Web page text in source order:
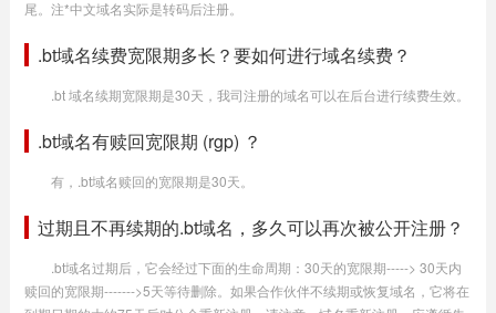
尾。注*中文域名实际是转码后注册。
.bt域名续费宽限期多长？要如何进行域名续费？
.bt 域名续期宽限期是30天，我司注册的域名可以在后台进行续费生效。
.bt域名有赎回宽限期 (rgp) ？
有，.bt域名赎回的宽限期是30天。
过期且不再续期的.bt域名，多久可以再次被公开注册？
.bt域名过期后，它会经过下面的生命周期：30天的宽限期-----> 30天内
赎回的宽限期------->5天等待删除。如果合作伙伴不续期或恢复域名，它将在